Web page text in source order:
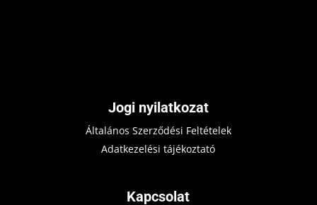
Jogi nyilatkozat
Általános Szerződési Feltételek
Adatkezelési tájékoztató
Kapcsolat